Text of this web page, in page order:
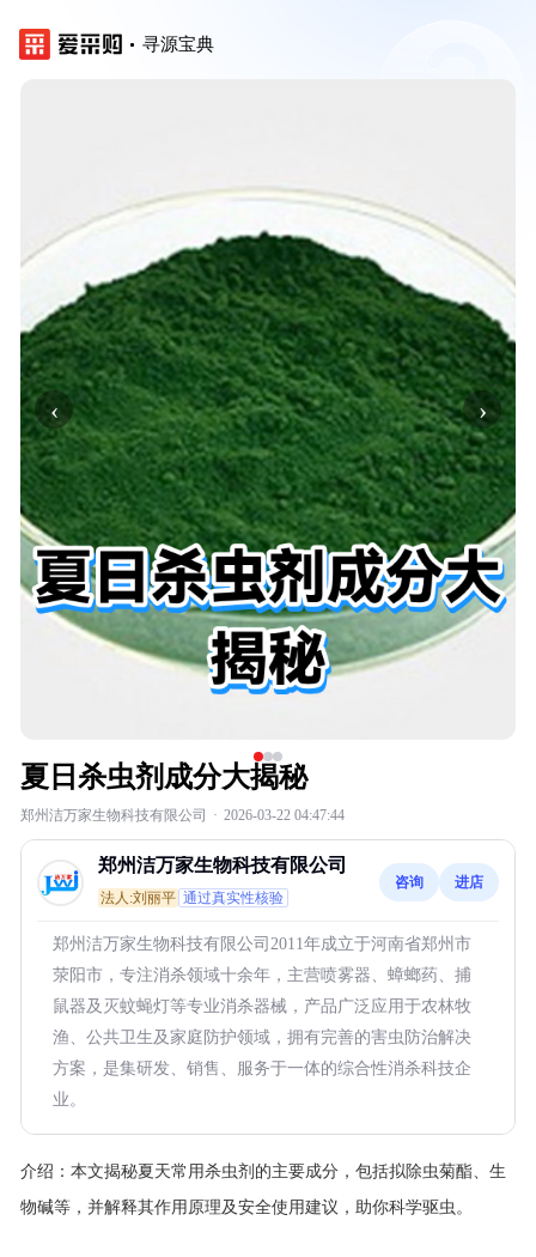
寻源宝典
‹ ›
夏日杀虫剂成分大揭秘
郑州洁万家生物科技有限公司 · 2026-03-22 04:47:44
郑州洁万家生物科技有限公司
法人:刘丽平 通过真实性核验
咨询 进店
郑州洁万家生物科技有限公司2011年成立于河南省郑州市
荥阳市，专注消杀领域十余年，主营喷雾器、蟑螂药、捕
鼠器及灭蚊蝇灯等专业消杀器械，产品广泛应用于农林牧
渔、公共卫生及家庭防护领域，拥有完善的害虫防治解决
方案，是集研发、销售、服务于一体的综合性消杀科技企
业。
介绍： 本文揭秘夏天常用杀虫剂的主要成分，包括拟除虫菊酯、生
物碱等，并解释其作用原理及安全使用建议，助你科学驱虫。